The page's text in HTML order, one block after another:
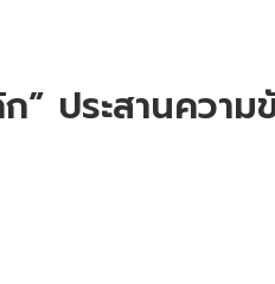
” ประสานควา